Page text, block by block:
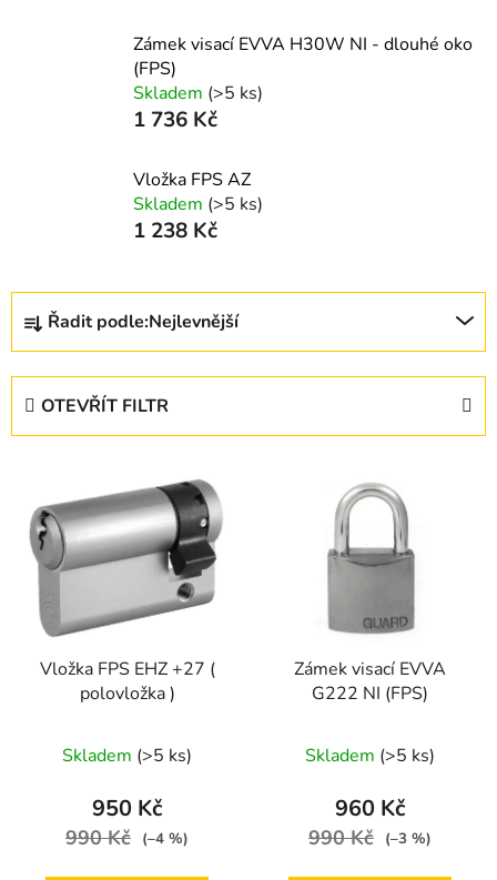
Zámek visací EVVA H30W NI - dlouhé oko
(FPS)
Skladem (>5 ks)
1 736 Kč
Vložka FPS AZ
Skladem (>5 ks)
1 238 Kč
Ř
z
Řadit podle:Nejlevnější
OTEVŘÍT FILTR
Vložka FPS EHZ +27 (
polovložka )
Skladem (>5 ks)
950 Kč
990 Kč (–4 %)
Zámek visací EVVA
G222 NI (FPS)
Skladem (>5 ks)
960 Kč
990 Kč (–3 %)